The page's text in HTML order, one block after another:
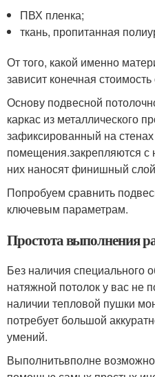
ПВХ пленка;
ткань, пропитанная
От того, какой именно
зависит конечная стоимость
Основу подвесной
каркас из металлического
зафиксированный на
помещения.закрепляются с
них наносят финишный слой
Попробуем сравнить
ключевым параметрам.
Простота выполнения
Без наличия специального
натяжной потолок у вас не
наличии тепловой пушки
потребует большой
умений.
Выполнитьвполне